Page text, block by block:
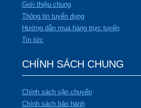
Giới thiệu chung
Thông tin tuyển dụng
Hướng dẫn mua hàng trực tuyến
Tin tức
CHÍNH SÁCH CHUNG
Chính sách vận chuyển
Chính sách bảo hành